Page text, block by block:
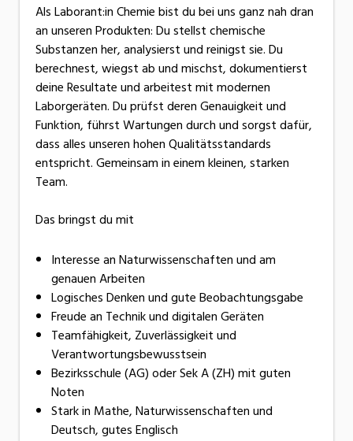
Als Laborant:in Chemie bist du bei uns ganz nah dran
an unseren Produkten: Du stellst chemische
Substanzen her, analysierst und reinigst sie. Du
berechnest, wiegst ab und mischst, dokumentierst
deine Resultate und arbeitest mit modernen
Laborgeräten. Du prüfst deren Genauigkeit und
Funktion, führst Wartungen durch und sorgst dafür,
dass alles unseren hohen Qualitätsstandards
entspricht. Gemeinsam in einem kleinen, starken
Team.
Das bringst du mit
Interesse an Naturwissenschaften und am
genauen Arbeiten
Logisches Denken und gute Beobachtungsgabe
Freude an Technik und digitalen Geräten
Teamfähigkeit, Zuverlässigkeit und
Verantwortungsbewusstsein
Bezirksschule (AG) oder Sek A (ZH) mit guten
Noten
Stark in Mathe, Naturwissenschaften und
Deutsch, gutes Englisch